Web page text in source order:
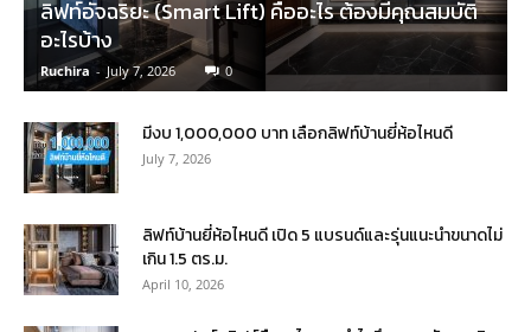
ลิฟท์อัจฉริยะ (Smart Lift) คืออะไร ต้องมีคุณสมบัติ
อะไรบ้าง
Ruchira - July 7, 2026 0
มีงบ 1,000,000 บาท เลือกลิฟท์บ้านยี่ห้อไหนดี
July 7, 2026
ลิฟท์บ้านยี่ห้อไหนดี เปิด 5 แบรนด์และรุ่นแนะนำขนาดไม่
เกิน 1.5 ตร.ม.
April 10, 2026